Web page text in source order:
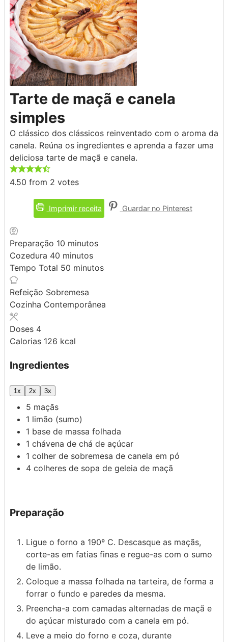
Tarte de maçã e canela
simples
O clássico dos clássicos reinventado com o aroma da
canela. Reúna os ingredientes e aprenda a fazer uma
deliciosa tarte de maçã e canela.
4.50 from 2 votes
Imprimir receita Guardar no Pinterest
Preparação 10 minutos
minutos
Cozedura 40 minutos
minutos
Tempo Total 50 minutos
minutos
Refeição Sobremesa
Cozinha Contemporânea
Doses 4
Calorias 126 kcal
Ingredientes
1x 2x 3x
5 maçãs
1 limão (sumo)
1 base de massa folhada
1 chávena de chá de açúcar
1 colher de sobremesa de canela em pó
4 colheres de sopa de geleia de maçã
Preparação
Ligue o forno a 190º C. Descasque as maçãs,
corte-as em fatias finas e regue-as com o sumo
de limão.
Coloque a massa folhada na tarteira, de forma a
forrar o fundo e paredes da mesma.
Preencha-a com camadas alternadas de maçã e
do açúcar misturado com a canela em pó.
Leve a meio do forno e coza, durante